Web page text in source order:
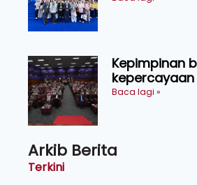
Kepimpinan
kepercayaan
Baca lagi »
Arkib Berita
Terkini